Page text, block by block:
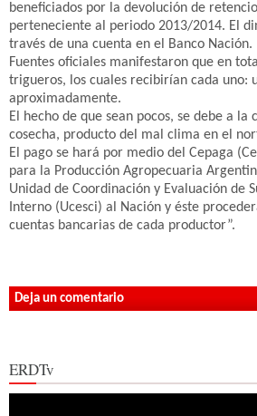
beneficiados por la devolución de
perteneciente al periodo 2013/2014. El
través de una cuenta en el Banco Nación.
Fuentes oficiales manifestaron que en
trigueros, los cuales recibirían cada uno:
aproximadamente.
El hecho de que sean pocos, se debe a la
cosecha, producto del mal clima en el
El pago se hará por medio del Cepaga
para la Producción Agropecuaria
Unidad de Coordinación y Evaluación de
Interno (Ucesci) al Nación y éste
cuentas bancarias de cada productor”.
Deja un comentario
ERDTv